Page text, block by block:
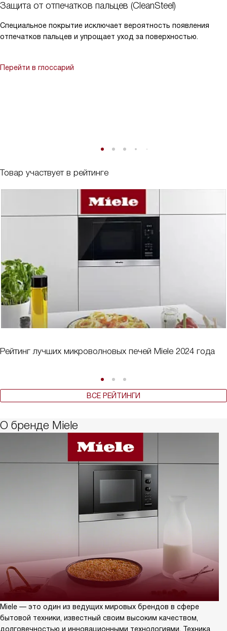
Товар участвует в рейтинге
Рейтинг лучших микроволновых печей Miele 2024 года
ВСЕ РЕЙТИНГИ
Защита от отпечатков пальцев (CleanSteel)
Специальное покрытие исключает вероятность появления
отпечатков пальцев и упрощает уход за поверхностью.
Перейти в глоссарий
О бренде Miele
Miele — это один из ведущих мировых брендов в сфере
бытовой техники, известный своим высоким качеством,
долговечностью и инновационными технологиями. Техника